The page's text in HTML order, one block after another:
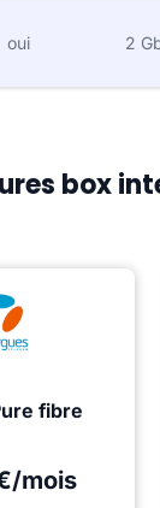
oui 2
box
fibre
mois